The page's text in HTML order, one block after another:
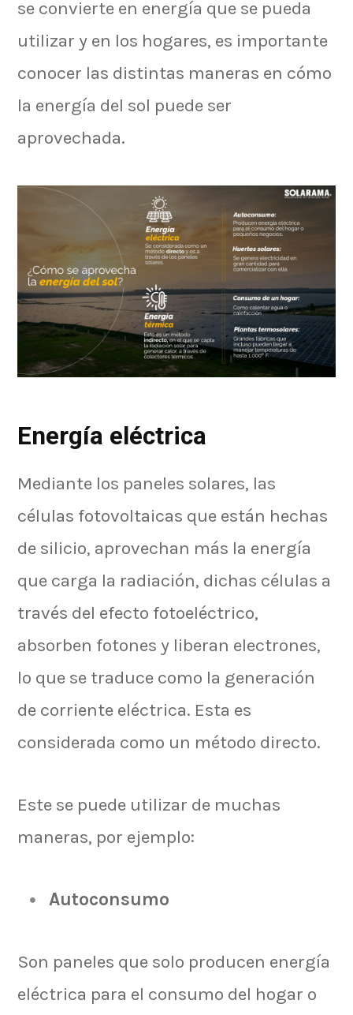
se convierte en energía que se pueda
utilizar y en los hogares, es importante
conocer las distintas maneras en cómo
la energía del sol puede ser
aprovechada.
Energía eléctrica
Mediante los paneles solares, las
células fotovoltaicas que están hechas
de silicio, aprovechan más la energía
que carga la radiación, dichas células a
través del efecto fotoeléctrico,
absorben fotones y liberan electrones,
lo que se traduce como la generación
de corriente eléctrica. Esta es
considerada como un método directo.
Este se puede utilizar de muchas
maneras, por ejemplo:
Autoconsumo
Son paneles que solo producen energía
eléctrica para el consumo del hogar o